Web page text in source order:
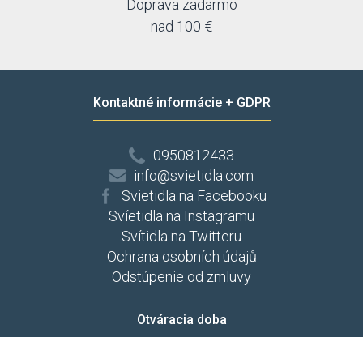
Doprava zadarmo
nad 100 €
Kontaktné informácie + GDPR
0950812433
info@svietidla.com
Svietidla na Facebooku
Svíetidla na Instagramu
Svítidla na Twitteru
Ochrana osobních údajů
Odstúpenie od zmluvy
Otváracia doba